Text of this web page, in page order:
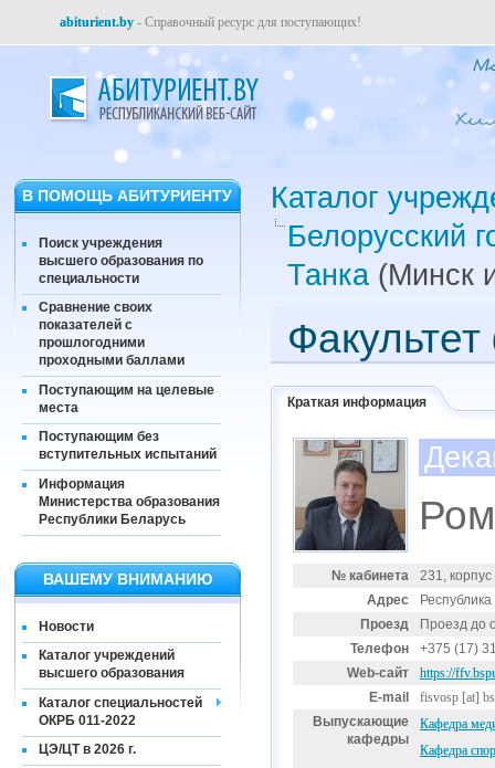
abiturient.by - Справочный ресурс для поступающих!
В ПОМОЩЬ АБИТУРИЕНТУ
Поиск учреждения
высшего образования по
специальности
Сравнение своих
показателей с
прошлогодними
проходными баллами
Поступающим на целевые
места
Поступающим без
вступительных испытаний
Информация
Министерства образования
Республики Беларусь
ВАШЕМУ ВНИМАНИЮ
Новости
Каталог учреждений
высшего образования
Каталог специальностей
ОКРБ 011-2022
ЦЭ/ЦТ в 2026 г.
Каталог
Белорусский
Танка (Минск
Краткая информация
№ кабинета
231,
Адрес
Проезд
Проезд до
Телефон
+375 (17)
Web-сайт
https://
E-mail
fisvosp [at]
Выпускающие
кафедры
Кафедра
Кафедра